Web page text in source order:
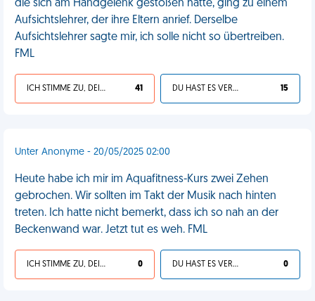
die sich am Handgelenk gestoßen hatte, ging zu einem
Aufsichtslehrer, der ihre Eltern anrief. Derselbe
Aufsichtslehrer sagte mir, ich solle nicht so übertreiben.
FML
ICH STIMME ZU, DEIN LEBEN IST SCHEISSE 41 DU HAST ES VERDIENT 15
Unter Anonyme - 20/05/2025 02:00
Heute habe ich mir im Aquafitness-Kurs zwei Zehen
gebrochen. Wir sollten im Takt der Musik nach hinten
treten. Ich hatte nicht bemerkt, dass ich so nah an der
Beckenwand war. Jetzt tut es weh. FML
ICH STIMME ZU, DEIN LEBEN IST SCHEISSE 0 DU HAST ES VERDIENT 0